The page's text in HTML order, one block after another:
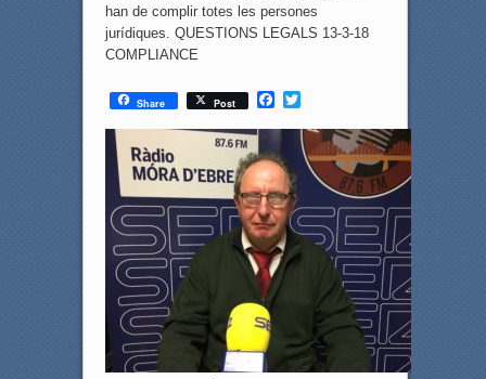
han de complir totes les persones
jurídiques. QUESTIONS LEGALS 13-3-18
COMPLIANCE
Share Post
F
c
e
b
o
o
k
T
i
t
r